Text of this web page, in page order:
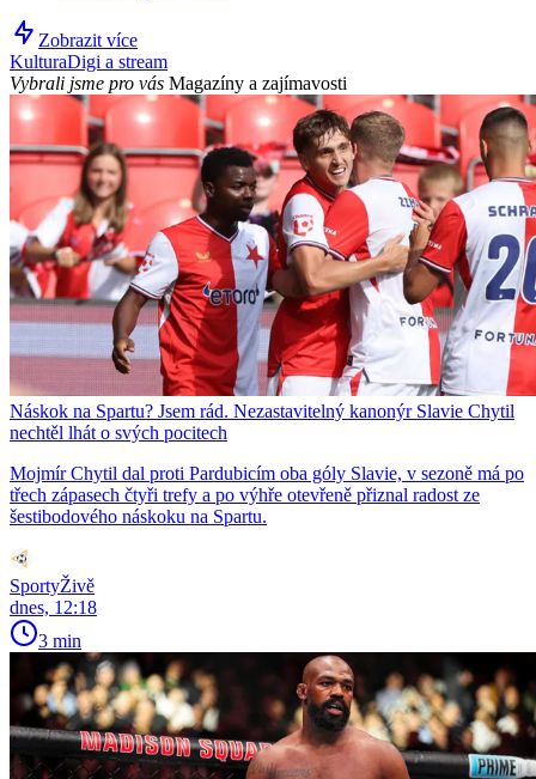
Zobrazit více
KulturaDigi a stream
Vybrali jsme pro vás Magazíny a zajímavosti
Náskok na Spartu? Jsem rád. Nezastavitelný kanonýr Slavie Chytil
nechtěl lhát o svých pocitech
Mojmír Chytil dal proti Pardubicím oba góly Slavie, v sezoně má po
třech zápasech čtyři trefy a po výhře otevřeně přiznal radost ze
šestibodového náskoku na Spartu.
SportyŽivě
dnes, 12:18
3 min